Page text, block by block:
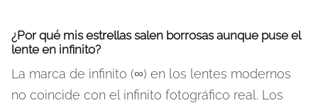
¿Por qué mis estrellas salen borrosas aunque puse el
lente en infinito?
La marca de infinito (∞) en los lentes modernos
no coincide con el infinito fotográfico real. Los